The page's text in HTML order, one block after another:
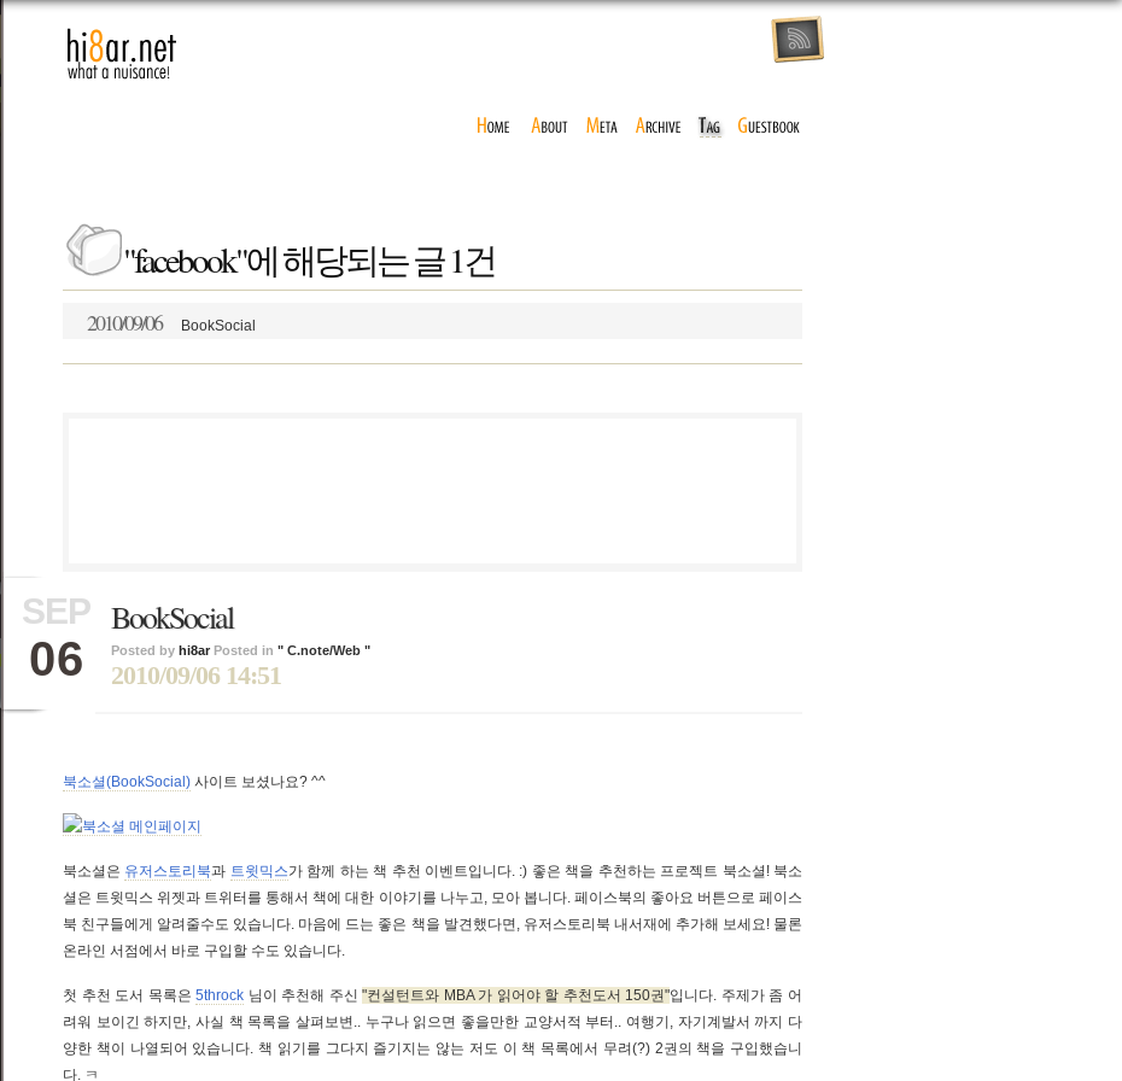
"facebook"에 해당되는 글 1건
2010/09/06 BookSocial
SEP
06
BookSocial
Posted by hi8ar Posted in " C.note/Web "
2010/09/06 14:51
북소셜(BookSocial) 사이트 보셨나요? ^^
북소셜은 유저스토리북과 트윗믹스가 함께 하는 책 추천 이벤트입니다. :) 좋은 책을 추천하는 프로젝트 북소셜! 북소
셜은 트윗믹스 위젯과 트위터를 통해서 책에 대한 이야기를 나누고, 모아 봅니다. 페이스북의 좋아요 버튼으로 페이스
북 친구들에게 알려줄수도 있습니다. 마음에 드는 좋은 책을 발견했다면, 유저스토리북 내서재에 추가해 보세요! 물론
온라인 서점에서 바로 구입할 수도 있습니다.
첫 추천 도서 목록은5throck 님이 추천해 주신 컨설턴트와 MBA 가 읽어야 할 추천도서 150권 입니다. 주제가 좀 어
려워 보이긴 하지만, 사실 책 목록을 살펴보변.. 누구나 읽으면 좋을만한 교양서적 부터.. 여행기, 자기계발서 까지 다
양한 책이 나열되어 있습니다. 책 읽기를 그다지 즐기지는 않는 저도 이 책 목록에서 무려(?) 2권의 책을 구입했습니
다. ㅋ